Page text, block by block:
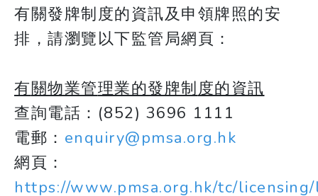
有關發牌制度的資訊及申領牌照的安
排，請瀏覽以下監管局網頁：
有關物業管理業的發牌制度的資訊
查詢電話：(852) 3696 1111
電郵： enquiry@pmsa.org.hk
網頁：
https://www.pmsa.org.hk/tc/